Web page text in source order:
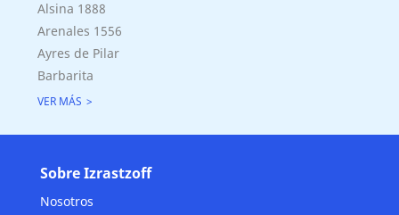
Alsina 1888
Arenales 1556
Ayres de Pilar
Barbarita
VER MÁS
Sobre Izrastzoff
Nosotros